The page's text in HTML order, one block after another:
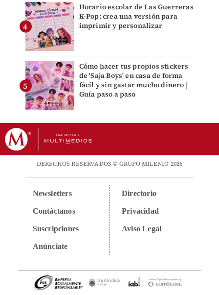
Horario escolar de Las Guerreras
K-Pop: crea una versión para
imprimir y personalizar
Cómo hacer tus propios stickers
de 'Saja Boys' en casa de forma
fácil y sin gastar mucho dinero |
Guía paso a paso
DERECHOS RESERVADOS © GRUPO MILENIO 2026
Newsletters
Contáctanos
Suscripciones
Anúnciate
Directorio
Privacidad
Aviso Legal